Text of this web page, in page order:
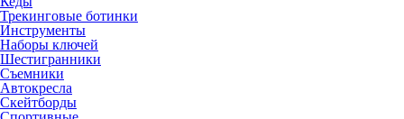
Трекинговые ботинки
Инструменты
Наборы ключей
Шестигранники
Съемники
Автокресла
Скейтборды